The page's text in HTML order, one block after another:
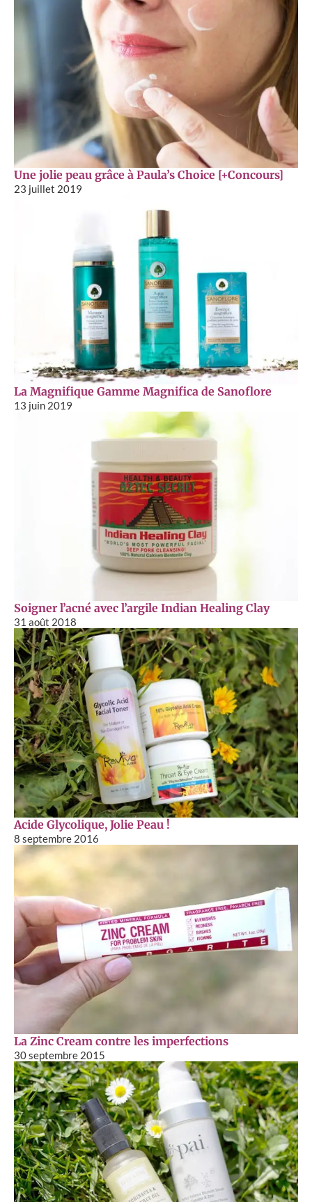
Une jolie peau grâce à Paula’s Choice [+Concours]
23 juillet 2019
La Magnifique Gamme Magnifica de Sanoflore
13 juin 2019
Soigner l’acné avec l’argile Indian Healing Clay
31 août 2018
Acide Glycolique, Jolie Peau !
8 septembre 2016
La Zinc Cream contre les imperfections
30 septembre 2015